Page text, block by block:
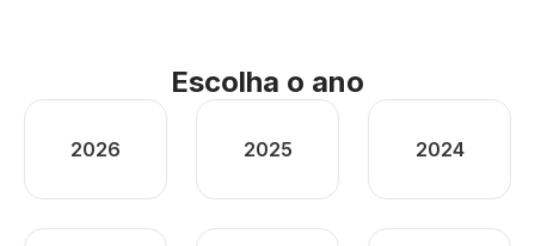
Escolha o ano
2026 2025 2024